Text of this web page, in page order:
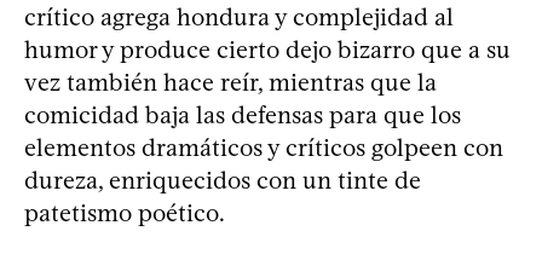
crítico agrega hondura y complejidad al
humor y produce cierto dejo bizarro que a su
vez también hace reír, mientras que la
comicidad baja las defensas para que los
elementos dramáticos y críticos golpeen con
dureza, enriquecidos con un tinte de
patetismo poético.